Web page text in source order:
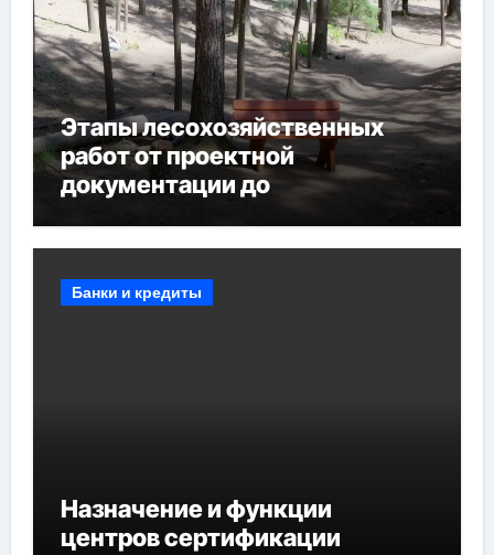
Этапы лесохозяйственных
работ от проектной
документации до
мероприятий и обустройства
Банки и кредиты
Назначение и функции
центров сертификации